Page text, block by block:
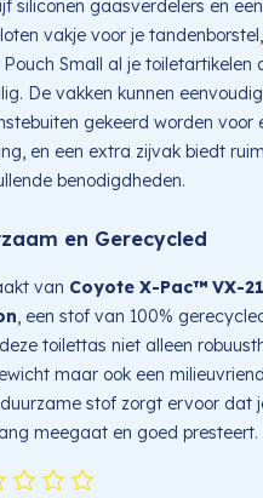
siliconen gaasverdelers en
vakje voor je
Pouch Small al je toiletartikelen
De vakken kunnen eenvoudig
gekeerd worden voor
en een extra zijvak biedt
benodigdheden.
en Gerecycled
van Coyote X-Pac™ VX-
, een stof van 100%
toilettas niet alleen
maar ook een
stof zorgt ervoor dat
meegaat en goed presteert.